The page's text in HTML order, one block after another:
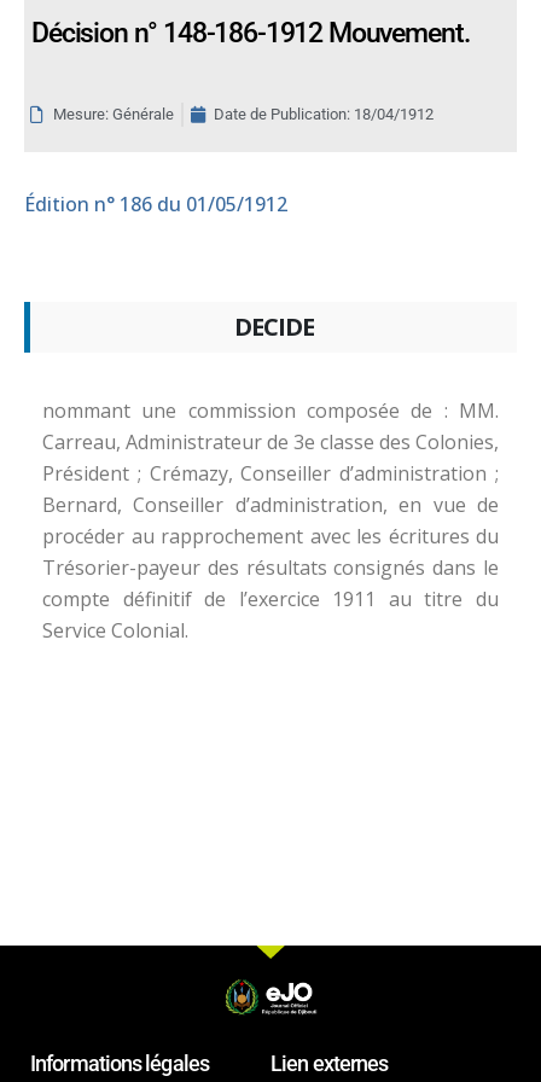
Décision n° 148-186-1912 Mouvement.
Mesure: Générale Date de Publication: 18/04/1912
Édition n° 186 du 01/05/1912
DECIDE
nommant une commission composée de : MM.
Carreau, Administrateur de 3e classe des Colonies,
Président ; Crémazy, Conseiller d’administration ;
Bernard, Conseiller d’administration, en vue de
procéder au rapprochement avec les écritures du
Trésorier-payeur des résultats consignés dans le
compte définitif de l’exercice 1911 au titre du
Service Colonial.
Informations légales Lien externes